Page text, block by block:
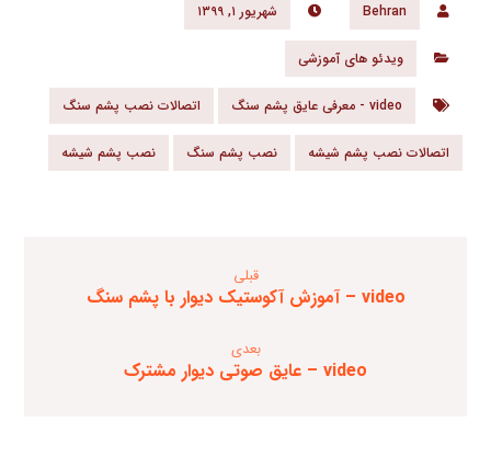
Behran شهریور ۱, ۱۳۹۹
ویدئو های آموزشی
video - معرفی عایق پشم سنگ اتصالات نصب پشم سنگ
اتصالات نصب پشم شیشه نصب پشم سنگ نصب پشم شیشه
قبلی
video – آموزش آکوستیک دیوار با پشم سنگ
بعدی
video – عایق صوتی دیوار مشترک